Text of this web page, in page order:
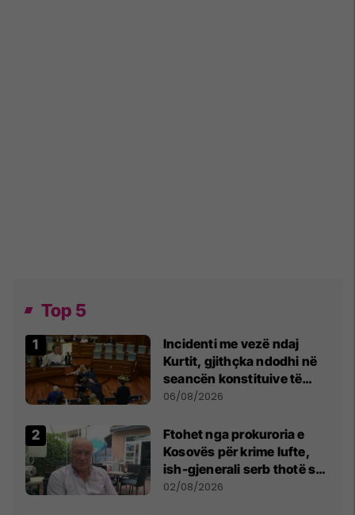
Top 5
Incidenti me vezë ndaj
Kurtit, gjithçka ndodhi në
seancën konstituive të
Kuvendit
06/08/2026
Ftohet nga prokuroria e
Kosovës për krime lufte,
ish-gjenerali serb thotë se
dikush e tradhtoi në
02/08/2026